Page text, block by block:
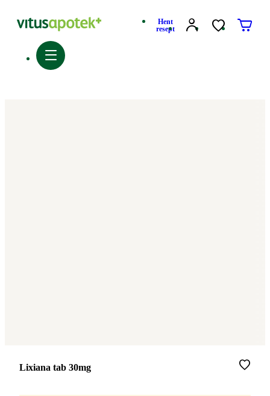
Hent
resept
Merke:
Lixiana tab 30mg